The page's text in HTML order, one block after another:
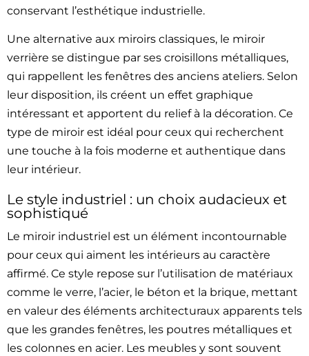
conservant l’esthétique industrielle.
Une alternative aux miroirs classiques, le miroir
verrière se distingue par ses croisillons métalliques,
qui rappellent les fenêtres des anciens ateliers. Selon
leur disposition, ils créent un effet graphique
intéressant et apportent du relief à la décoration. Ce
type de miroir est idéal pour ceux qui recherchent
une touche à la fois moderne et authentique dans
leur intérieur.
Le style industriel : un choix audacieux et
sophistiqué
Le miroir industriel est un élément incontournable
pour ceux qui aiment les intérieurs au caractère
affirmé. Ce style repose sur l’utilisation de matériaux
comme le verre, l’acier, le béton et la brique, mettant
en valeur des éléments architecturaux apparents tels
que les grandes fenêtres, les poutres métalliques et
les colonnes en acier. Les meubles y sont souvent